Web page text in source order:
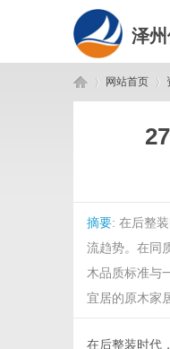
泽
网站首页
摘要: 在后整
流趋势。在同
木品质标准与
宜居的原木家
在后整装时代